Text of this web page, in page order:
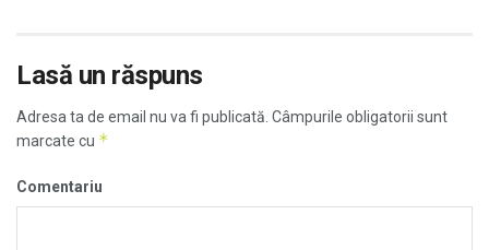
Lasă un răspuns
Adresa ta de email nu va fi publicată. Câmpurile obligatorii sunt
marcate cu *
Comentariu